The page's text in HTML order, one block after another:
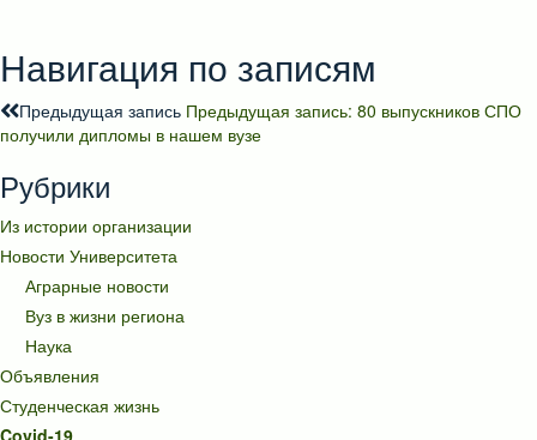
Навигация по записям
Предыдущая запись Предыдущая запись: 80 выпускников СПО
получили дипломы в нашем вузе
Рубрики
Из истории организации
Новости Университета
Аграрные новости
Вуз в жизни региона
Наука
Объявления
Студенческая жизнь
Covid-19